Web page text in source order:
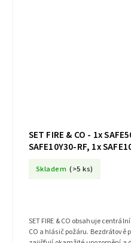
SET FIRE & CO - 1x
SAFE10Y30-RF, 1x
Skladem (>5 ks)
SET FIRE & CO obsahuje
CO a hlásič požáru. Bezdrátově